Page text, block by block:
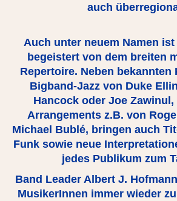
auch
Auch unter neuem Namen
begeistert von dem breiten
Repertoire. Neben bekannten
Bigband-Jazz von Duke
Hancock oder Joe Zawinul,
Arrangements z.B. von
Michael Bublé, bringen auch
Funk sowie neue
jedes Publikum zum
Band Leader Albert J.
MusikerInnen immer wieder